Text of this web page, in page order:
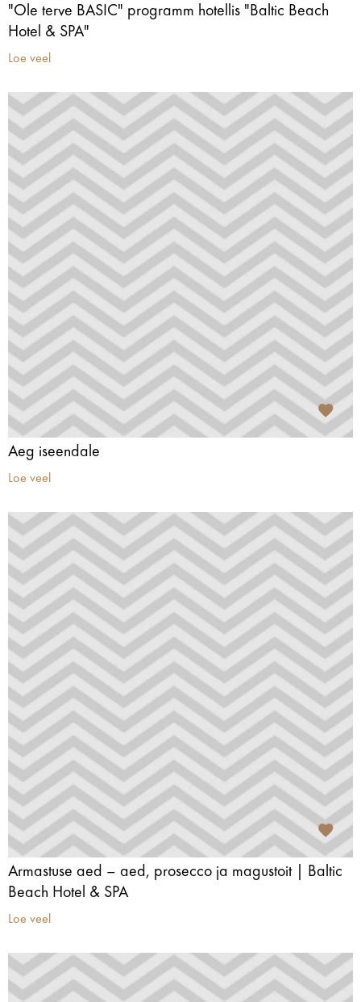
"Ole terve BASIC" programm hotellis "Baltic Beach
Hotel & SPA"
Loe veel
Aeg iseendale
Loe veel
Armastuse aed – aed, prosecco ja magustoit | Baltic
Beach Hotel & SPA
Loe veel